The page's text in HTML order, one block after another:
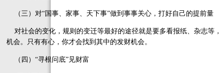
（三）对“国事、家事、天下事”做到事事关心，打好自己的提前量
对社会的变化，规则的变迁等最好的途径就是要多看报纸、杂志等
机会。只有有心，你才会找到其中的发财机会。
（四）“寻根问底”见财富